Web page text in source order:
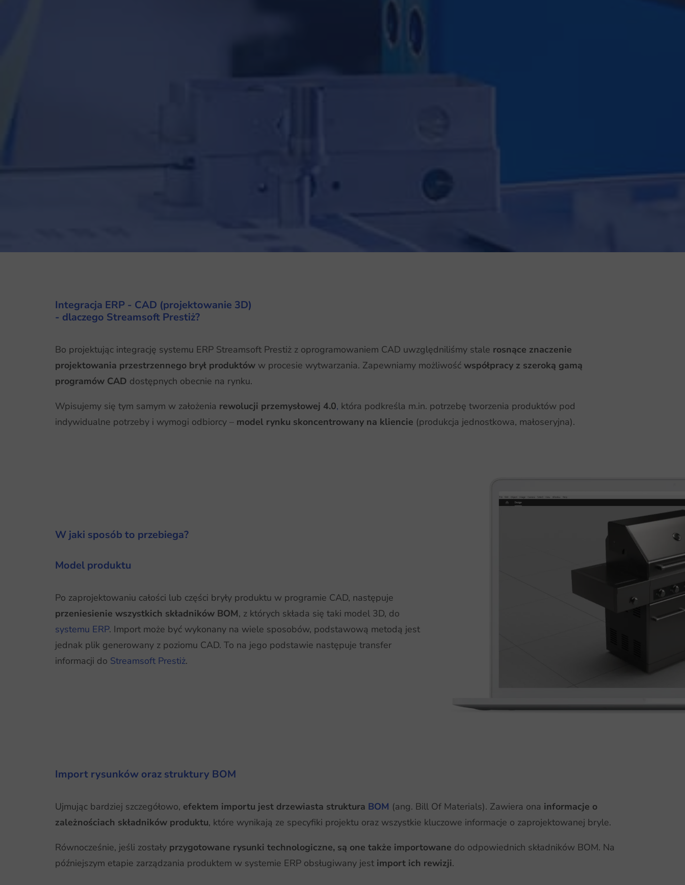
Integracja ERP - CAD (projektowanie 3D)
- dlaczego Streamsoft Prestiż?
Bo projektując integrację systemu ERP Streamsoft Prestiż z oprogramowaniem CAD uwzględniliśmy stale rosnące znaczenie
projektowania przestrzennego brył produktów w procesie wytwarzania. Zapewniamy możliwość współpracy z szeroką gamą
programów CAD dostępnych obecnie na rynku.
Wpisujemy się tym samym w założenia rewolucji przemysłowej 4.0, która podkreśla m.in. potrzebę tworzenia produktów pod
indywidualne potrzeby i wymogi odbiorcy – model rynku skoncentrowany na kliencie (produkcja jednostkowa, małoseryjna).
W jaki sposób to przebiega?
Model produktu
Po zaprojektowaniu całości lub części bryły produktu w programie CAD, następuje
przeniesienie wszystkich składników BOM, z których składa się taki model 3D, do
systemu ERP. Import może być wykonany na wiele sposobów, podstawową metodą jest
jednak plik generowany z poziomu CAD. To na jego podstawie następuje transfer
informacji do Streamsoft Prestiż.
Import rysunków oraz struktury BOM
Ujmując bardziej szczegółowo, efektem importu jest drzewiasta struktura BOM (ang. Bill Of Materials). Zawiera ona informacje o
zależnościach składników produktu, które wynikają ze specyfiki projektu oraz wszystkie kluczowe informacje o zaprojektowanej bryle.
Równocześnie, jeśli zostały przygotowane rysunki technologiczne, są one także importowane do odpowiednich składników BOM. Na
późniejszym etapie zarządzania produktem w systemie ERP obsługiwany jest import ich rewizji.